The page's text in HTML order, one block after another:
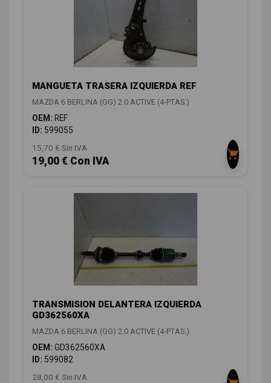
MANGUETA TRASERA IZQUIERDA REF
MAZDA 6 BERLINA (GG) 2.0 ACTIVE (4-PTAS.)
OEM: REF
ID: 599055
15,70 € Sin IVA
19,00 € Con IVA
TRANSMISION DELANTERA IZQUIERDA
GD362560XA
MAZDA 6 BERLINA (GG) 2.0 ACTIVE (4-PTAS.)
OEM: GD362560XA
ID: 599082
28,00 € Sin IVA